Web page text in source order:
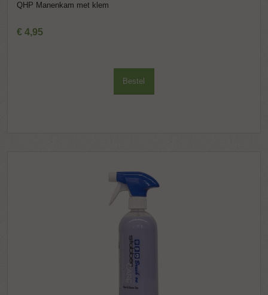
QHP Manenkam met klem
€ 4,95
Bestel